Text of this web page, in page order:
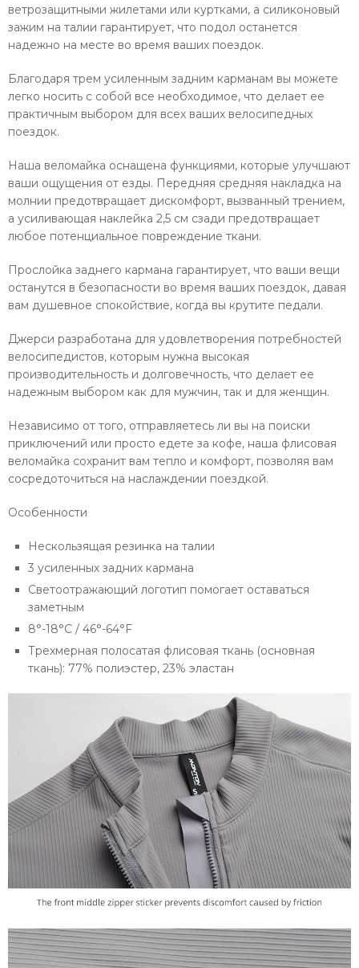
ветрозащитными жилетами или куртками, а силиконовый
зажим на талии гарантирует, что подол останется
надежно на месте во время ваших поездок.
Благодаря трем усиленным задним карманам вы можете
легко носить с собой все необходимое, что делает ее
практичным выбором для всех ваших велосипедных
поездок.
Наша веломайка оснащена функциями, которые улучшают
ваши ощущения от езды. Передняя средняя накладка на
молнии предотвращает дискомфорт, вызванный трением,
а усиливающая наклейка 2,5 см сзади предотвращает
любое потенциальное повреждение ткани.
Прослойка заднего кармана гарантирует, что ваши вещи
останутся в безопасности во время ваших поездок, давая
вам душевное спокойствие, когда вы крутите педали.
Джерси разработана для удовлетворения потребностей
велосипедистов, которым нужна высокая
производительность и долговечность, что делает ее
надежным выбором как для мужчин, так и для женщин.
Независимо от того, отправляетесь ли вы на поиски
приключений или просто едете за кофе, наша флисовая
веломайка сохранит вам тепло и комфорт, позволяя вам
сосредоточиться на наслаждении поездкой.
Особенности
Нескользящая резинка на талии
3 усиленных задних кармана
Светоотражающий логотип помогает оставаться
заметным
8°-18°C / 46°-64°F
Трехмерная полосатая флисовая ткань (основная
ткань): 77% полиэстер, 23% эластан